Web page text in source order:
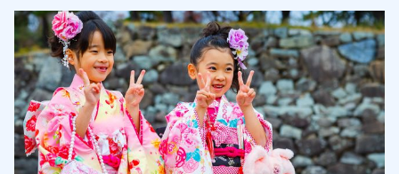
Hurghada, aan de Rode Zee, waar je lekker kunt
duiken en snorkelen!